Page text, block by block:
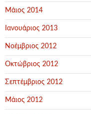
Μάιος 2014
Ιανουάριος 2013
Νοέμβριος 2012
Οκτώβριος 2012
Σεπτέμβριος 2012
Μάιος 2012